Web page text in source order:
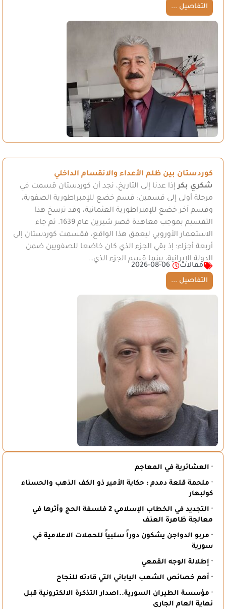
التفاصيل ...
كوردستان بين ظلم الأعداء والانقسام الداخلي
شكري بكرإذا عدنا إلى التاريخ، نجد أن كوردستان قسمت في
مرحلة أولى إلى قسمين: قسم خضع للإمبراطورية الصفوية،
وقسم آخر خضع للإمبراطورية العثمانية، وقد ترسخ هذا
التقسيم بموجب معاهدة قصر شيرين عام 1639. ثم جاء
الاستعمار الأوروبي ليعمق هذا الواقع، فقسمت كوردستان إلى
أربعة أجزاء؛ إذ بقي الجزء الذي كان خاضعا للصفويين ضمن
الدولة الإيرانية، بينما قسم الجزء الذي…
مقالات
2026-08-06
التفاصيل ...
· العشائرية في المعاجم
· ملحمة قلعة دمدم : حكاية الأمير ذو الكف الذهب والحسناء
كولبهار
· التجديد في الخطاب الإسلامي 2 فلسفة الحج وأثرها في
معالجة ظاهرة العنف
· مربو الدواجن يشكون دوراً سلبياً للحملات الاعلامية في
سورية
· إطلالة الوجه القمعي
· أهم خصائص الشعب الياباني التي قادته للنجاح
· مؤسسة الطيران السورية..اصدار التذكرة الالكترونية قبل
نهاية العام الجارى